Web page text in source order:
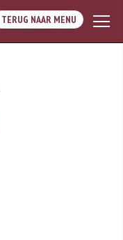
TERUG NAAR MENU